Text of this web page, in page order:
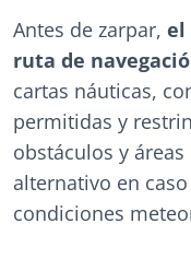
Antes de zarpar, el
ruta de
cartas náuticas,
permitidas y
obstáculos y
alternativo en
condiciones